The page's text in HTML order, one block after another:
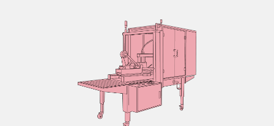
Modelo iP35
Cerradora automática de cajas
monoformato
Más detalles